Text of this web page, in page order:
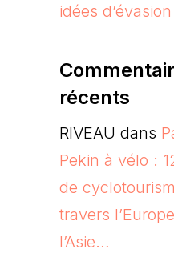
idées
récents
RIVEAU dans
Pekin à vélo :
de
travers
l’Asie…